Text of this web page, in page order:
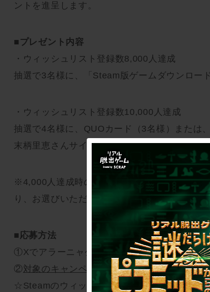
ントを進呈します。
■プレゼント内容
・ウィッシュリスト登録数8,000人達成
抽選で3名様に、「Steam版ゲームダウンロー
・ウィッシュリスト登録数10,000人達成
抽選で4名様に、QUOカード（3名様）または
末柄里恵さんサイン色紙（1名様）
※4,000人達成時の賞品（QUOカード3名／サ
り、お選びいただけません。
■応募方法
①Xでアラーニャ公式アカウント「
②対象のキャンペーンポストをリポスト。
☆Steamのウィッシュリスト登録画面のスク